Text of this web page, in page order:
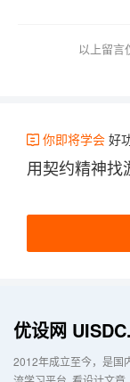
以上留言
你即将学会 好
用契约精神找
优设网
2012年成立至今，是国